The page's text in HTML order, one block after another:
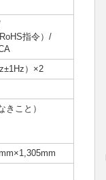
指令）/
）×2
こと）